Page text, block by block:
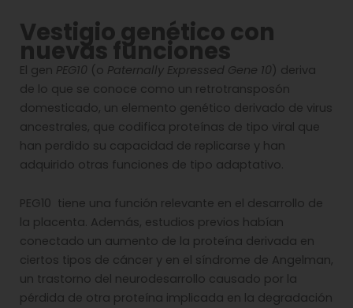
Vestigio genético con
nuevas funciones
El gen PEG10 (o Paternally Expressed Gene 10) deriva
de lo que se conoce como un retrotransposón
domesticado, un elemento genético derivado de virus
ancestrales, que codifica proteínas de tipo viral que
han perdido su capacidad de replicarse y han
adquirido otras funciones de tipo adaptativo.
PEG10 tiene una función relevante en el desarrollo de
la placenta. Además, estudios previos habían
conectado un aumento de la proteína derivada en
ciertos tipos de cáncer y en el síndrome de Angelman,
un trastorno del neurodesarrollo causado por la
pérdida de otra proteína implicada en la degradación